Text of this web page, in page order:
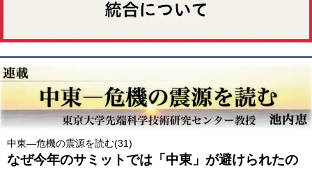
中東―危機の震源を読む(31)
なぜ今年のサミットでは「中東」が避けられたの